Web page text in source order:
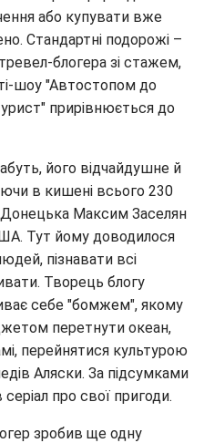
або купувати вже
Стандартні подорожі –
блогера зі стажем,
шоу "Автостопом до
прирівнюється до
його відчайдушне й
в кишені всього 230
Донецька Максим Заселян
Тут йому доводилося
пізнавати всі
Творець блогу
себе "бомжем", якому
перетнути океан,
перейнятися культурою
Аляски. За підсумками
про свої пригоди.
зробив ще одну